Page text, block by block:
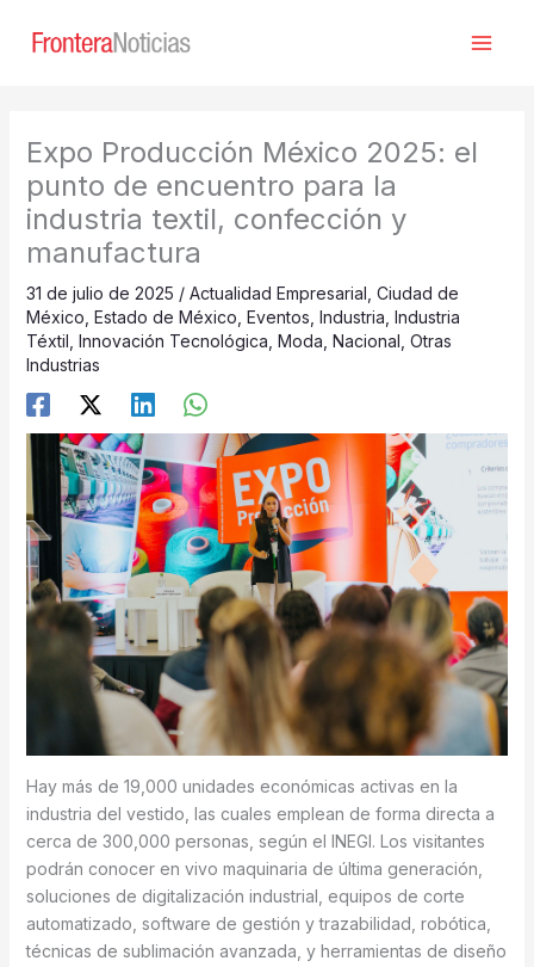
Expo Producción México 2025: el
punto de encuentro para la
industria textil, confección y
manufactura
31 de julio de 2025 / Actualidad Empresarial Ciudad de
México Estado de México Eventos Industria Industria
Téxtil Innovación Tecnológica Moda Nacional Otras
Industrias
Hay más de 19,000 unidades económicas activas en la
industria del vestido, las cuales emplean de forma directa a
cerca de 300,000 personas, según el INEGI. Los visitantes
podrán conocer en vivo maquinaria de última generación,
soluciones de digitalización industrial, equipos de corte
automatizado, software de gestión y trazabilidad, robótica,
técnicas de sublimación avanzada, y herramientas de diseño